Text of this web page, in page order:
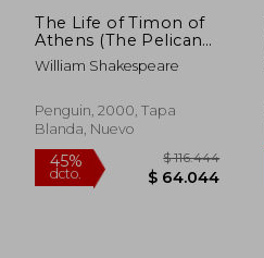
dcto. $ 75.260
The Life of Timon of
Athens (The Pelican
Shakespeare) (en
Inglés)
William Shakespeare
Penguin, 2000, Tapa
Blanda, Nuevo